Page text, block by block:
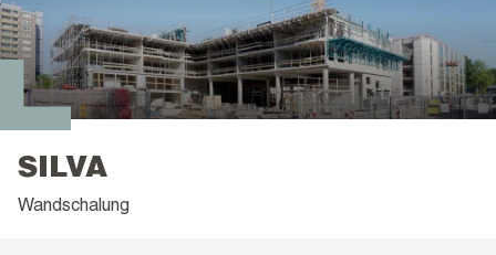
SILVA
Wandschalung